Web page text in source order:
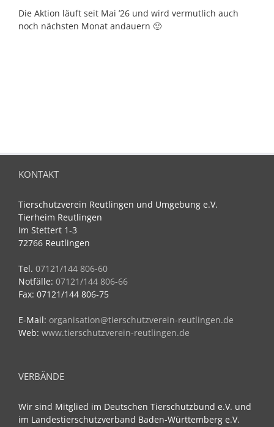
Die Aktion läuft seit Mai ’26 und wird vermutlich auch
noch nächsten Monat andauern 🙂
KONTAKT
Tierschutzverein Reutlingen und Umgebung e.V.
Tierheim Reutlingen
Im Stettert 1-3
72766 Reutlingen
Tel. 07121/144 806-60
Notfälle: 07121/144 806-66
Fax: 07121/144 806-75
E-Mail: organisation@tierschutzverein-reutlingen.de
Web: www.tierschutzverein-reutlingen.de
VERBÄNDE
Wir sind Mitglied im Deutschen Tierschutzbund e.V. und
im Landestierschutzverband Baden-Württemberg e.V.